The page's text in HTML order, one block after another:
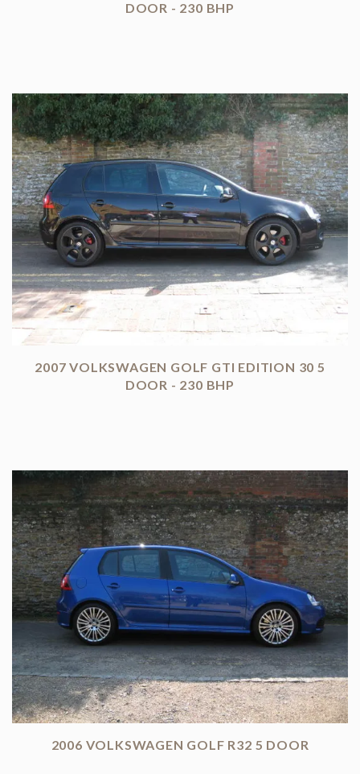
DOOR - 230 BHP
2007 VOLKSWAGEN GOLF GTI EDITION 30 5
DOOR - 230 BHP
2006 VOLKSWAGEN GOLF R32 5 DOOR